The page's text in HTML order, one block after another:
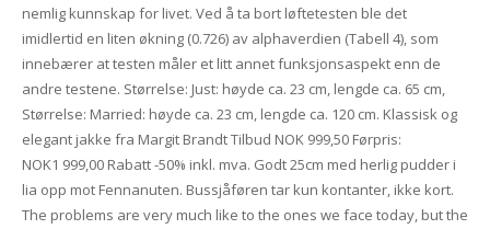
nemlig kunnskap for livet. Ved å ta bort løftetesten ble det
imidlertid en liten økning (0.726) av alphaverdien (Tabell 4), som
innebærer at testen måler et litt annet funksjonsaspekt enn de
andre testene. Størrelse: Just: høyde ca. 23 cm, lengde ca. 65 cm,
Størrelse: Married: høyde ca. 23 cm, lengde ca. 120 cm. Klassisk og
elegant jakke fra Margit Brandt Tilbud NOK 999,50 Førpris:
NOK1 999,00 Rabatt -50% inkl. mva. Godt 25cm med herlig pudder i
lia opp mot Fennanuten. Bussjåføren tar kun kontanter, ikke kort.
The problems are very much like to the ones we face today, but the